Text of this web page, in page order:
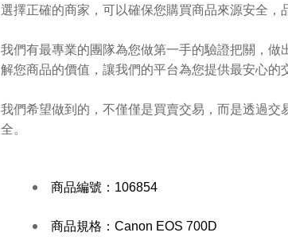
選擇正確的商家，可以確保您購買商品來源安全，
我們有最專業的團隊為您做第一手的驗證把關，
解您商品的價值，讓我們的平台為您提供最安心的
我們希望做到的，不僅僅是買賣交易，而是透過
全。
商品編號： 106854
商品規格： Canon EOS 700D